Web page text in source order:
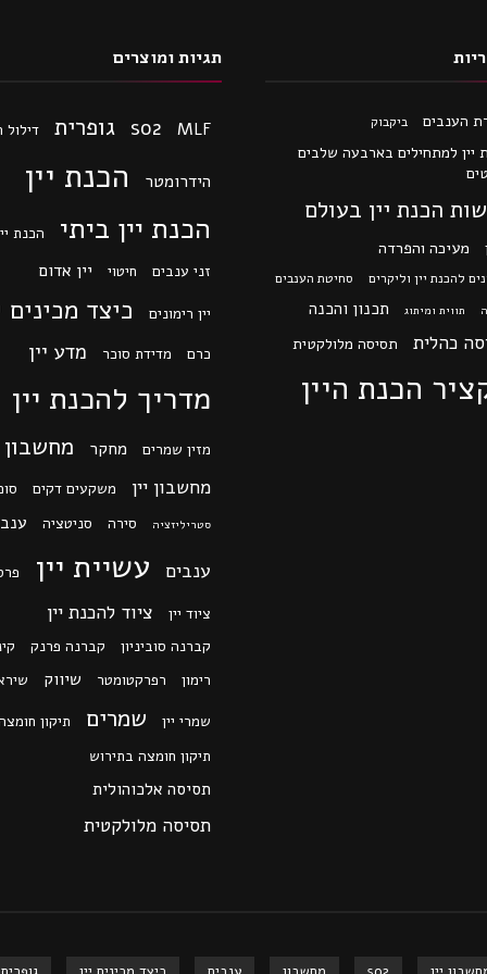
הענבים ביקבוק
יין למתחילים בארבעה שלבים
הכנת יין בעולם
מעיכה והפרדה
להכנת יין וליקרים סחיטת הענבים
תווית ומיתוג תכנון והכנה
כהלית תסיסה מלולקטית
הכנת היין
תגיות ומוצרים
MLF
so2 גופרית דילול
הידרומטר הכנת יין
הכנת יין ביתי
הכנת
זני ענבים
חיטוי יין אדום
יין רימונים כיצד מכינים
כרם מדידת סוכר מדע יין
מדריך להכנת יין
מזין שמרים מחקר מחשבון
מחשבון יין משקעים דקים
סטריליזציה סירה סניטציה ענב
ענבים עשיית יין
ציוד יין
ציוד להכנת יין
קברנה סוביניון קברנה פרנק
רימון
רפרקטומטר שיווק
שמרי יין
שמרים
תיקון
תיקון חומצה בתירוש
תסיסה אלכוהולית
תסיסה מלולקטית